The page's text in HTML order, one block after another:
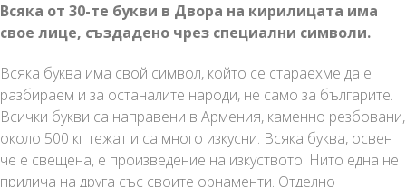
Всяка от 30-те букви в Двора на кирилицата има
свое лице, създадено чрез специални символи.
Всяка буква има свой символ, който се стараехме да е
разбираем и за останалите народи, не само за българите.
Всички букви са направени в Армения, каменно резбовани,
около 500 кг тежат и са много изкусни. Всяка буква, освен
че е свещена, е произведение на изкуството. Нито една не
прилича на друга със своите орнаменти. Отделно